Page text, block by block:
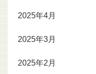
2025年4月
2025年3月
2025年2月